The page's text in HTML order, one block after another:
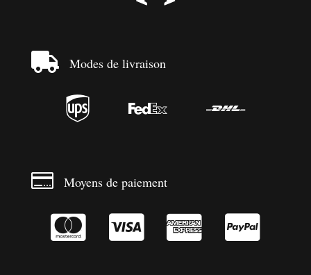
 Modes de livraison
  
 Moyens de paiement
   